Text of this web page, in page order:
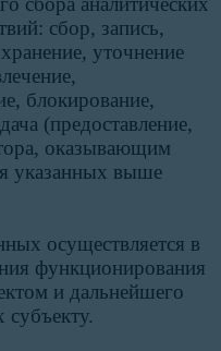
сбор, запись,
уточнение
блокирование,
(предоставление,
оказывающим
указанных выше
осуществляется в
функционирования
и дальнейшего
субъекту.